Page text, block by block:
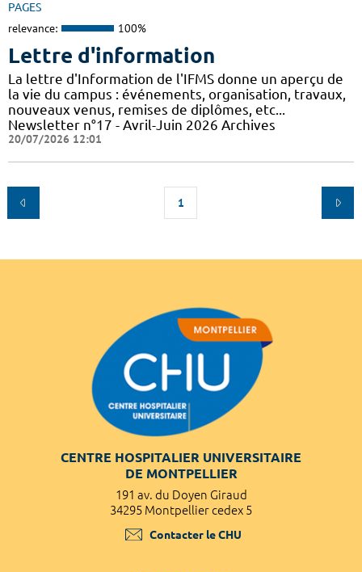
PAGES
relevance: 100%
Lettre d'information
La lettre d'Information de l'IFMS donne un aperçu de
la vie du campus : événements, organisation, travaux,
nouveaux venus, remises de diplômes, etc...
Newsletter n°17 - Avril-Juin 2026 Archives
20/07/2026 12:01
1
CENTRE HOSPITALIER UNIVERSITAIRE
DE MONTPELLIER
191 av. du Doyen Giraud
34295 Montpellier cedex 5
Contacter le CHU